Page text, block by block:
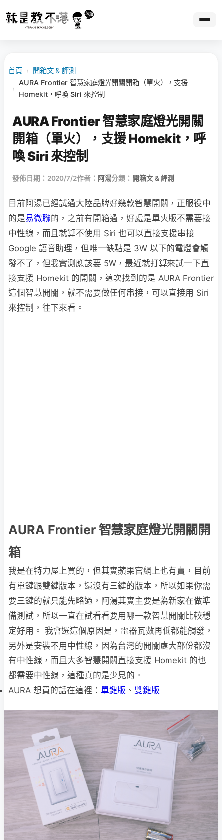
首頁 › 開箱文 & 評測
›
AURA Frontier 智慧家庭燈光開關開箱（單火），支援
Homekit，呼喚 Siri 來控制
AURA Frontier 智慧家庭燈光開關
開箱（單火），支援 Homekit，呼
喚 Siri 來控制
發佈日期：2020/7/2作者： 阿湯分類： 開箱文 & 評測
目前阿湯已經試過大陸品牌好幾款智慧開關，正服役中
的是易微聯的，之前有開箱過，好處是單火版不需要接
中性線，而且就算不使用 Siri 也可以直接支援串接
Google 語音助理，但唯一缺點是 3W 以下的電燈會觸
發不了，但我實測應該要 5W，最近就打算來試一下直
接支援 Homekit 的開關，這次找到的是 AURA Frontier
這個智慧開關，就不需要做任何串接，可以直接用 Siri
來控制，往下來看。
AURA Frontier 智慧家庭燈光開關開
箱
我是在特力屋上買的，但其實蘋果官網上也有賣，目前
有單鍵跟雙鍵版本，還沒有三鍵的版本，所以如果你需
要三鍵的就只能先略過，阿湯其實主要是為新家在做準
備測試，所以一直在試看看要用哪一款智慧開關比較穩
定好用。 我會選這個原因是，電器瓦數再低都能觸發，
另外是安裝不用中性線，因為台灣的開關處大部份都沒
有中性線，而且大多智慧開關直接支援 Homekit 的也
都需要中性線，這種真的是少見的。
AURA 想買的話在這裡： 單鍵版 、 雙鍵版